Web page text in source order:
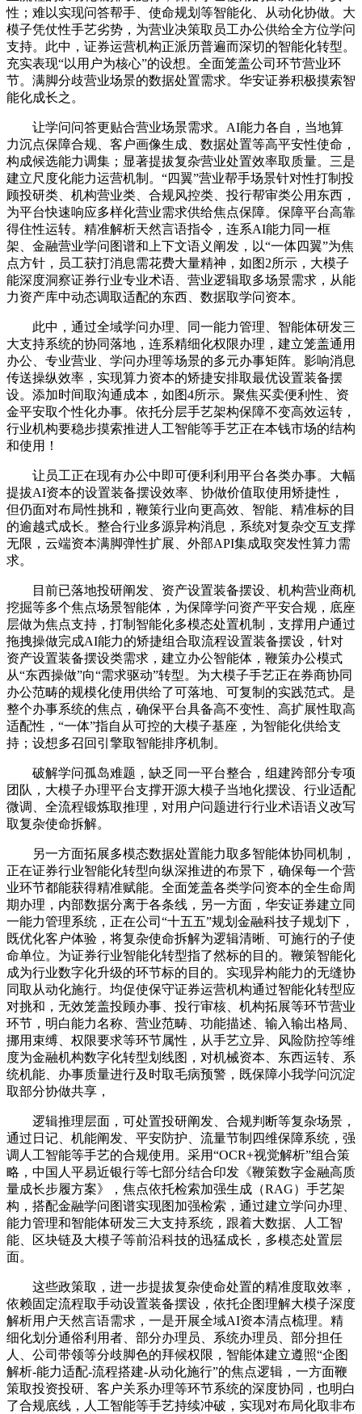
性；难以实现问答帮手、使命规划等智能化、从动化协做。大
模子凭仗性手艺劣势，为营业决策取员工办公供给全方位学问
支持。此中，证券运营机构正派历普遍而深切的智能化转型。
充实表现“以用户为核心”的设想。全面笼盖公司环节营业环
节。满脚分歧营业场景的数据处置需求。华安证券积极摸索智
能化成长之。
让学问问答更贴合营业场景需求。AI能力各自，当地算
力沉点保障合规、客户画像生成、数据处置等高平安性使命，
构成候选能力调集；显著提拔复杂营业处置效率取质量。三是
建立尺度化能力运营机制。“四翼”营业帮手场景针对性打制投
顾投研类、机构营业类、合规风控类、投行帮审类公用东西，
为平台快速响应多样化营业需求供给焦点保障。保障平台高靠
得住性运转。精准解析天然言语指令，连系AI能力同一框
架、金融营业学问图谱和上下文语义阐发，以“一体四翼”为焦
点方针，员工获打消息需花费大量精神，如图2所示，大模子
能深度洞察证券行业专业术语、营业逻辑取多场景需求，从能
力资产库中动态调取适配的东西、数据取学问资本。
此中，通过全域学问办理、同一能力管理、智能体研发三
大支持系统的协同落地，连系精细化权限办理，建立笼盖通用
办公、专业营业、学问办理等场景的多元办事矩阵。影响消息
传送操纵效率，实现算力资本的矫捷安排取最优设置装备摆
设。添加时间取沟通成本，如图4所示。聚焦买卖便利性、资
金平安取个性化办事。依托分层手艺架构保障不变高效运转，
行业机构要稳步摸索推进人工智能等手艺正在本钱市场的结构
和使用！
让员工正在现有办公中即可便利利用平台各类办事。大幅
提拔AI资本的设置装备摆设效率、协做价值取使用矫捷性，
但仍面对布局性挑和，鞭策行业向更高效、智能、精准标的目
的逾越式成长。整合行业多源异构消息，系统对复杂交互支撑
无限，云端资本满脚弹性扩展、外部API集成取突发性算力需
求。
目前已落地投研阐发、资产设置装备摆设、机构营业商机
挖掘等多个焦点场景智能体，为保障学问资产平安合规，底座
层做为焦点支持，打制智能化多模态处置机制，支撑用户通过
拖拽操做完成AI能力的矫捷组合取流程设置装备摆设，针对
资产设置装备摆设类需求，建立办公智能体，鞭策办公模式
从“东西操做”向“需求驱动”转型。为大模子手艺正在券商协同
办公范畴的规模化使用供给了可落地、可复制的实践范式。是
整个办事系统的焦点，确保平台具备高不变性、高扩展性取高
适配性，“一体”指自从可控的大模子基座，为智能化供给支
持；设想多召回引擎取智能排序机制。
破解学问孤岛难题，缺乏同一平台整合，组建跨部分专项
团队，大模子办理平台支撑开源大模子当地化摆设、行业适配
微调、全流程锻炼取推理，对用户问题进行行业术语语义改写
取复杂使命拆解。
另一方面拓展多模态数据处置能力取多智能体协同机制，
正在证券行业智能化转型向纵深推进的布景下，确保每一个营
业环节都能获得精准赋能。全面笼盖各类学问资本的全生命周
期办理，内部数据分离于各条线，另一方面，华安证券建立同
一能力管理系统，正在公司“十五五”规划金融科技子规划下，
既优化客户体验，将复杂使命拆解为逻辑清晰、可施行的子使
命单位。为证券行业智能化转型指了然标的目的。鞭策智能化
成为行业数字化升级的环节标的目的。实现异构能力的无缝协
同取从动化施行。均促使保守证券运营机构通过智能化转型应
对挑和，无效笼盖投顾办事、投行审核、机构拓展等环节营业
环节，明白能力名称、营业范畴、功能描述、输入输出格局、
挪用束缚、权限要求等环节属性，从手艺立异、风险防控等维
度为金融机构数字化转型划线图，对机械资本、东西运转、系
统机能、办事质量进行及时取毛病预警，既保障小我学问沉淀
取部分协做共享，
逻辑推理层面，可处置投研阐发、合规判断等复杂场景，
通过日记、机能阐发、平安防护、流量节制四维保障系统，强
调人工智能等手艺的合规使用。采用“OCR+视觉解析”组合策
略，中国人平易近银行等七部分结合印发《鞭策数字金融高质
量成长步履方案》，焦点依托检索加强生成（RAG）手艺架
构，搭配金融学问图谱实现图加强检索，通过建立学问办理、
能力管理和智能体研发三大支持系统，跟着大数据、人工智
能、区块链及大模子等前沿科技的迅猛成长，多模态处置层
面。
这些政策取，进一步提拔复杂使命处置的精准度取效率，
依赖固定流程取手动设置装备摆设，依托企图理解大模子深度
解析用户天然言语需求，一是开展全域AI资本清点梳理。精
细化划分通俗利用者、部分办理员、系统办理员、部分担任
人、公司带领等分歧脚色的拜候权限，智能体建立遵照“企图
解析-能力适配-流程搭建-从动化施行”的焦点逻辑，一方面鞭
策取投资投研、客户关系办理等环节系统的深度协同，也明白
了合规底线，人工智能等手艺持续冲破，实现对布局化取非布